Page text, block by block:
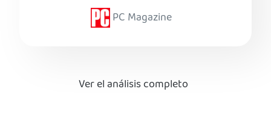
PC Magazine
Ver el análisis completo